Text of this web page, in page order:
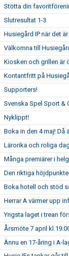
Stötta din
Slutresultat 1-3
Husiegård IP när det
Välkomna till
Kiosken och grillen är
Kontantfritt på
Supporters!
Svenska Spel Sport &
Nyklippt!
Boka in den 4 maj! Då
Lärorika och roliga
Många premiärer i
Den riktiga
Boka hotell och stöd
Herrar A värmer upp
Yngsta laget i trean
Årsmöte 7 april
Ännu en 17-åring i A-